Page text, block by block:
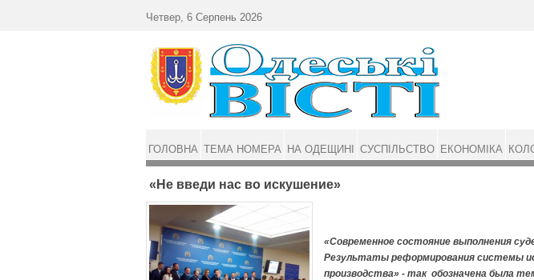
«Не введи нас во искушение»
«Современное состояние выполнения
Результаты реформирования системы
производства» - так обозначена была
Четвер, 6 Серпень 2026
ГОЛОВНА ТЕМА НОМЕРА НА ОДЕЩИНІ СУСПІЛЬСТВО ЕКОНОМІКА